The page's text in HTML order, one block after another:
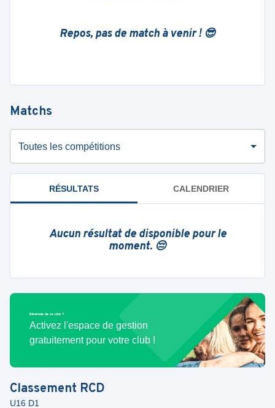
Repos, pas de match à venir ! 😎
Matchs
Toutes les compétitions
RÉSULTATS CALENDRIER
Aucun résultat de disponible pour le
moment. 😔
Bénévole de ce club ?
Activez l'espace de gestion
gratuitement pour votre club !
Classement RCD
U16 D1